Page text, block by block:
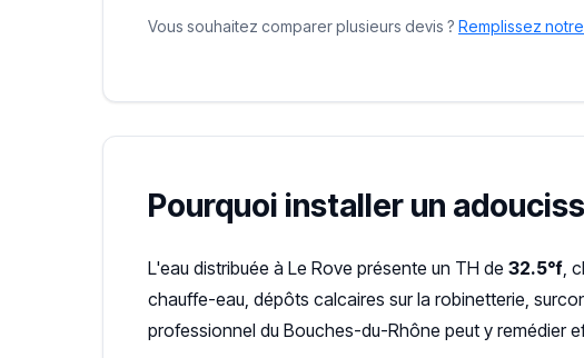
Vous souhaitez comparer plusieurs devis ? Remplissez
Pourquoi installer un
L'eau distribuée à Le Rove présente un TH de 32.5°f ,
chauffe-eau, dépôts calcaires sur la robinetterie,
professionnel du Bouches-du-Rhône peut y remédier